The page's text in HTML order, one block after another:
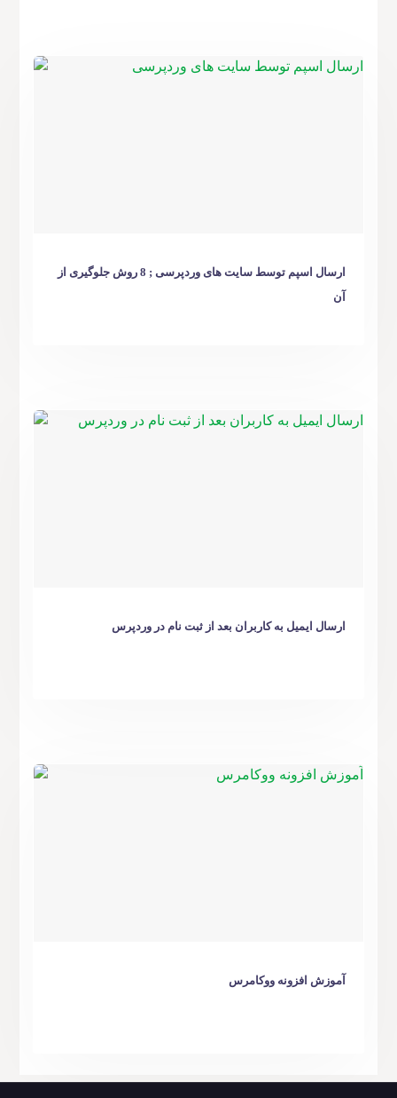
ارسال اسپم توسط سایت های وردپرسی ; 8 روش جلوگیری از
آن
ارسال ایمیل به کاربران بعد از ثبت‌ نام در وردپرس
آموزش افزونه ووکامرس